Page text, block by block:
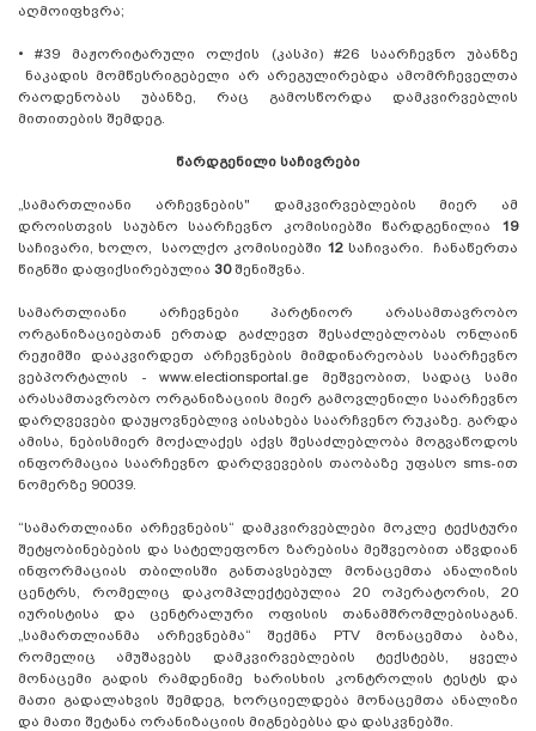
აღმოიფხვრა;
•
#39 მაჟორიტარული ოლქის (კასპი) #26 საარჩევნო უბანზე
ნაკადის მომწესრიგებელი არ არეგულირებდა ამომრჩეველთა
რაოდენობას უბანზე, რაც გამოსწორდა დამკვირვებლის
მითითების შემდეგ.
წარდგენილი საჩივრები
„სამართლიანი არჩევნების" დამკვირვებლების მიერ ამ
დროისთვის საუბნო საარჩევნო კომისიებში წარდგენილია 19
საჩივარი, ხოლო, საოლქო კომისიებში 12 საჩივარი. ჩანაწერთა
წიგნში დაფიქსირებულია 30შენიშვნა.
სამართლიანი არჩევნები პარტნიორ არასამთავრობო
ორგანიზაციებთან ერთად გაძლევთ შესაძლებლობას ონლაინ
რეჟიმში დააკვირდეთ არჩევნების მიმდინარეობას საარჩევნო
ვებპორტალის - www.electionsportal.ge მეშვეობით, სადაც სამი
არასამთავრობო ორგანიზაციის მიერ გამოვლენილი საარჩევნო
დარღვევები დაუყოვნებლივ აისახება საარჩვენო რუკაზე. გარდა
ამისა, ნებისმიერ მოქალაქეს აქვს შესაძლებლობა მოგვაწოდოს
ინფორმაცია საარჩევნო დარღვევების თაობაზე უფასო sms-ით
ნომერზე 90039.
“სამართლიანი არჩევნების“ დამკვირვებლები მოკლე ტექსტური
შეტყობინებების და სატელეფონო ზარებისა მეშვეობით აწვდიან
ინფორმაციას თბილისში განთავსებულ მონაცემთა ანალიზის
ცენტრს, რომელიც დაკომპლექტებულია 20 ოპერატორის, 20
იურისტისა და ცენტრალური ოფისის თანამშრომლებისაგან.
„სამართლიანმა არჩევნებმა“ შექმნა PTV მონაცემთა ბაზა,
რომელიც ამუშავებს დამკვირვებლების ტექსტებს, ყველა
მონაცემი გადის რამდენიმე ხარისხის კონტროლის ტესტს და
მათი გადალახვის შემდეგ, ხორციელდება მონაცემთა ანალიზი
და მათი შეტანა ორანიზაციის მიგნებებსა და დასკვნებში.